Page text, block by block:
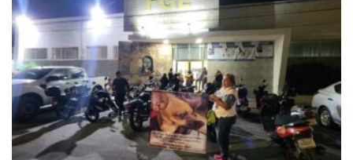
El presidente de Méxicotambién expresó que atenderá
las demanda que les entregaron diversos grupos de
trabajadoresy que no los defraudará. Mientraslos
presentes agradecieron la atención que les ha dado,